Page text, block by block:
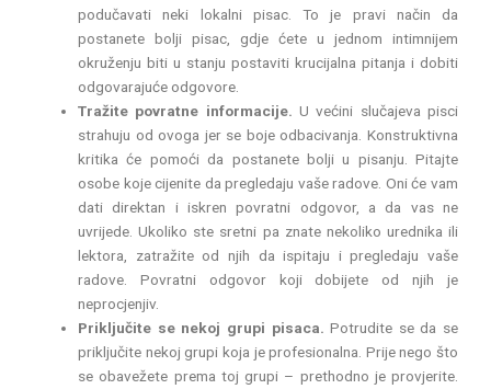
podučavati neki lokalni pisac. To je pravi način da
postanete bolji pisac, gdje ćete u jednom intimnijem
okruženju biti u stanju postaviti krucijalna pitanja i dobiti
odgovarajuće odgovore.
Tražite povratne informacije.U većini slučajeva pisci
strahuju od ovoga jer se boje odbacivanja. Konstruktivna
kritika će pomoći da postanete bolji u pisanju. Pitajte
osobe koje cijenite da pregledaju vaše radove. Oni će vam
dati direktan i iskren povratni odgovor, a da vas ne
uvrijede. Ukoliko ste sretni pa znate nekoliko urednika ili
lektora, zatražite od njih da ispitaju i pregledaju vaše
radove. Povratni odgovor koji dobijete od njih je
neprocjenjiv.
Priključite se nekoj grupi pisaca.Potrudite se da se
priključite nekoj grupi koja je profesionalna. Prije nego što
se obavežete prema toj grupi – prethodno je provjerite.